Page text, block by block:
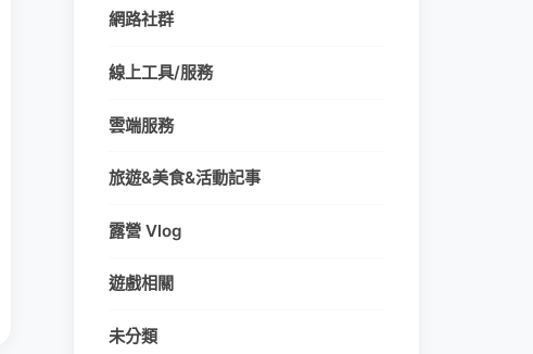
網路社群
線上工具/服務
雲端服務
旅遊&美食&活動記事
露營 Vlog
遊戲相關
未分類